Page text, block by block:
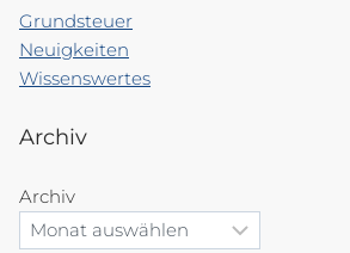
Grundsteuer
Neuigkeiten
Wissenswertes
Archiv
Archiv